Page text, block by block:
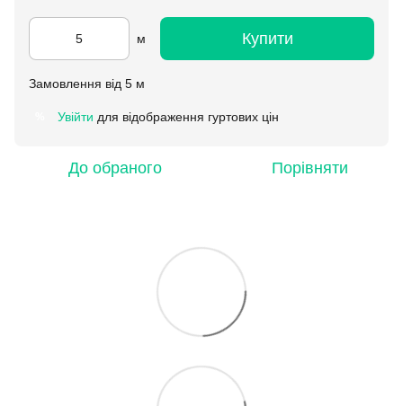
м Купити
Замовлення від 5 м
Увійти для відображення гуртових цін
До обраного Порівняти